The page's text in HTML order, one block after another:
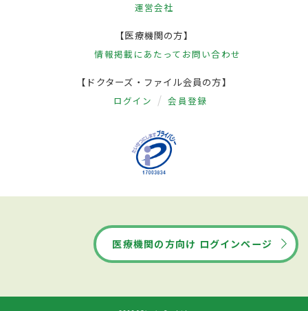
運営会社
【医療機関の方】
情報掲載にあたって お問い合わせ
【ドクターズ・ファイル会員の方】
ログイン 会員登録
医療機関の方向け ログインページ